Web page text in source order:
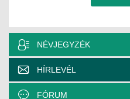
MŰKÖDÉSI DOKUMENTUMOK
KÖZÉRDEKŰ ADATOK
NYOMTATVÁNYOK
SZAKCSOPORTOK
NÉVJEGYZÉK
HÍRLEVÉL
FÓRUM